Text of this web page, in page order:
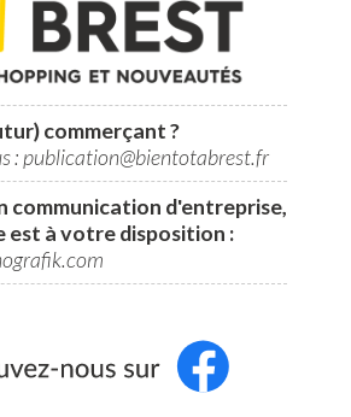
commerçant ?
: publication@bientotabrest.fr
communication d'entreprise,
est à votre disposition :